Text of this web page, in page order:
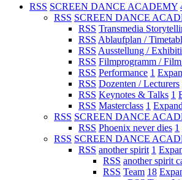
RSS SCREEN DANCE ACADEMY
RSS SCREEN DANCE
RSS Transmedia
RSS Ablaufplan /
RSS Ausstellung /
RSS Filmprogramm /
RSS Performance 1
RSS Dozenten / Lecturers
RSS Keynotes & Talks 1
RSS Masterclass 1
RSS SCREEN DANCE
RSS Phoenix never dies 1
RSS SCREEN DANCE
RSS another spirit 1
RSS another spirit
RSS Team 18